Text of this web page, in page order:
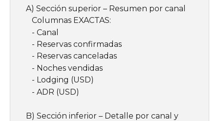
   A) Sección superior – Resumen por canal
      Columnas EXACTAS:
      - Canal
      - Reservas confirmadas
      - Reservas canceladas
      - Noches vendidas
      - Lodging (USD)
      - ADR (USD)